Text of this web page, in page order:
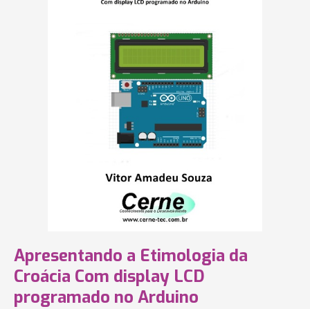
Apresentando a Etimologia da
Croácia Com display LCD
programado no Arduino